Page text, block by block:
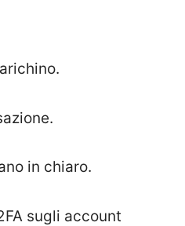
in chiaro.
sugli account